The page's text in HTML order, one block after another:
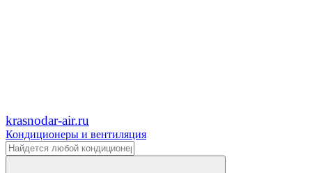
krasnodar-air.ru
Кондиционеры и вентиляция